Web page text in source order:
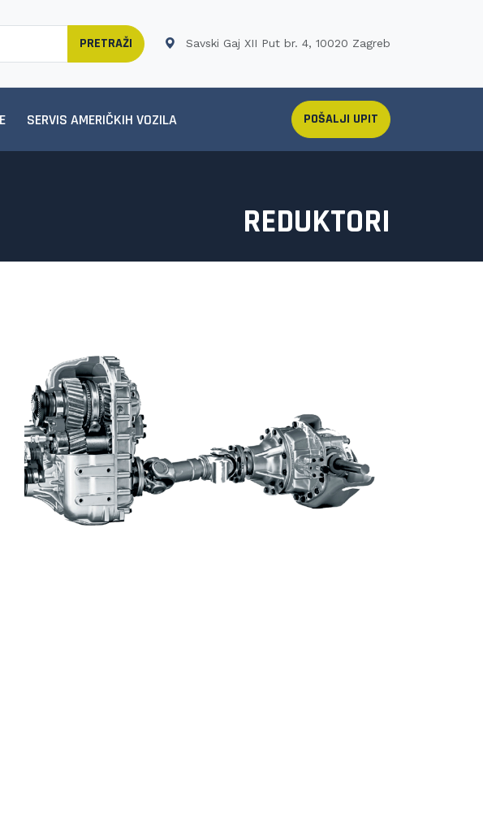
PRETRAŽI Savski Gaj XII Put br. 4, 10020 Zagreb
SERVIS AMERIČKIH VOZILA POŠALJI UPIT
REDUKTORI